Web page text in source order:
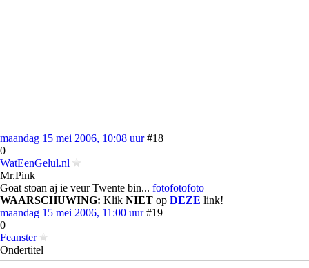
maandag 15 mei 2006, 10:08 uur #18
0
WatEenGelul.nl
Mr.Pink
Goat stoan aj ie veur Twente bin... fotofotofoto
WAARSCHUWING: Klik NIET op DEZE link!
maandag 15 mei 2006, 11:00 uur #19
0
Feanster
Ondertitel
quote: